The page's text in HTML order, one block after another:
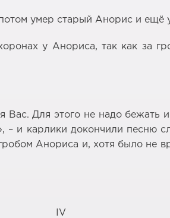
умер старый Анорис и ещё
у Анориса, так как за
Для этого не надо бежать
и карлики докончили песню
Анориса и, хотя было не
IV